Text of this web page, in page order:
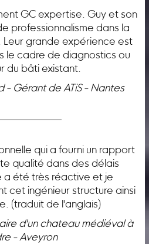
GC expertise. Guy et son
professionnalisme dans la
Leur grande expérience est
le cadre de diagnostics ou
du bâti existant.
- Gérant de ATiS - Nantes
qui a fourni un rapport
qualité dans des délais
a été très réactive et je
cet ingénieur structure ainsi
(traduit de l'anglais)
d'un chateau médiéval à
- Aveyron